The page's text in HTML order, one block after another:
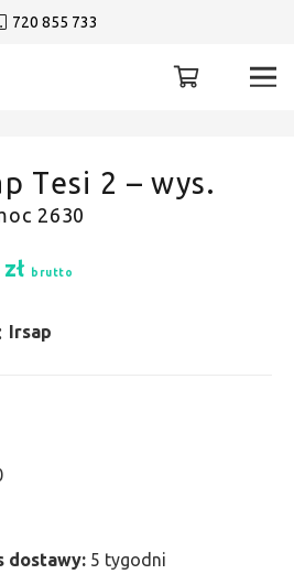
720 855 733
Tesi 2 – wys.
2630
zł brutto
Irsap
dostawy: 5 tygodni